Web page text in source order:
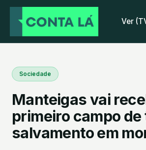
Ver
Sociedade
Manteigas vai
primeiro campo de
salvamento em